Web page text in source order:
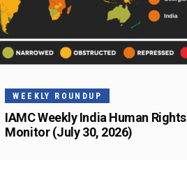
WEEKLY ROUNDUP
IAMC Weekly India Human Rights
Monitor (July 30, 2026)